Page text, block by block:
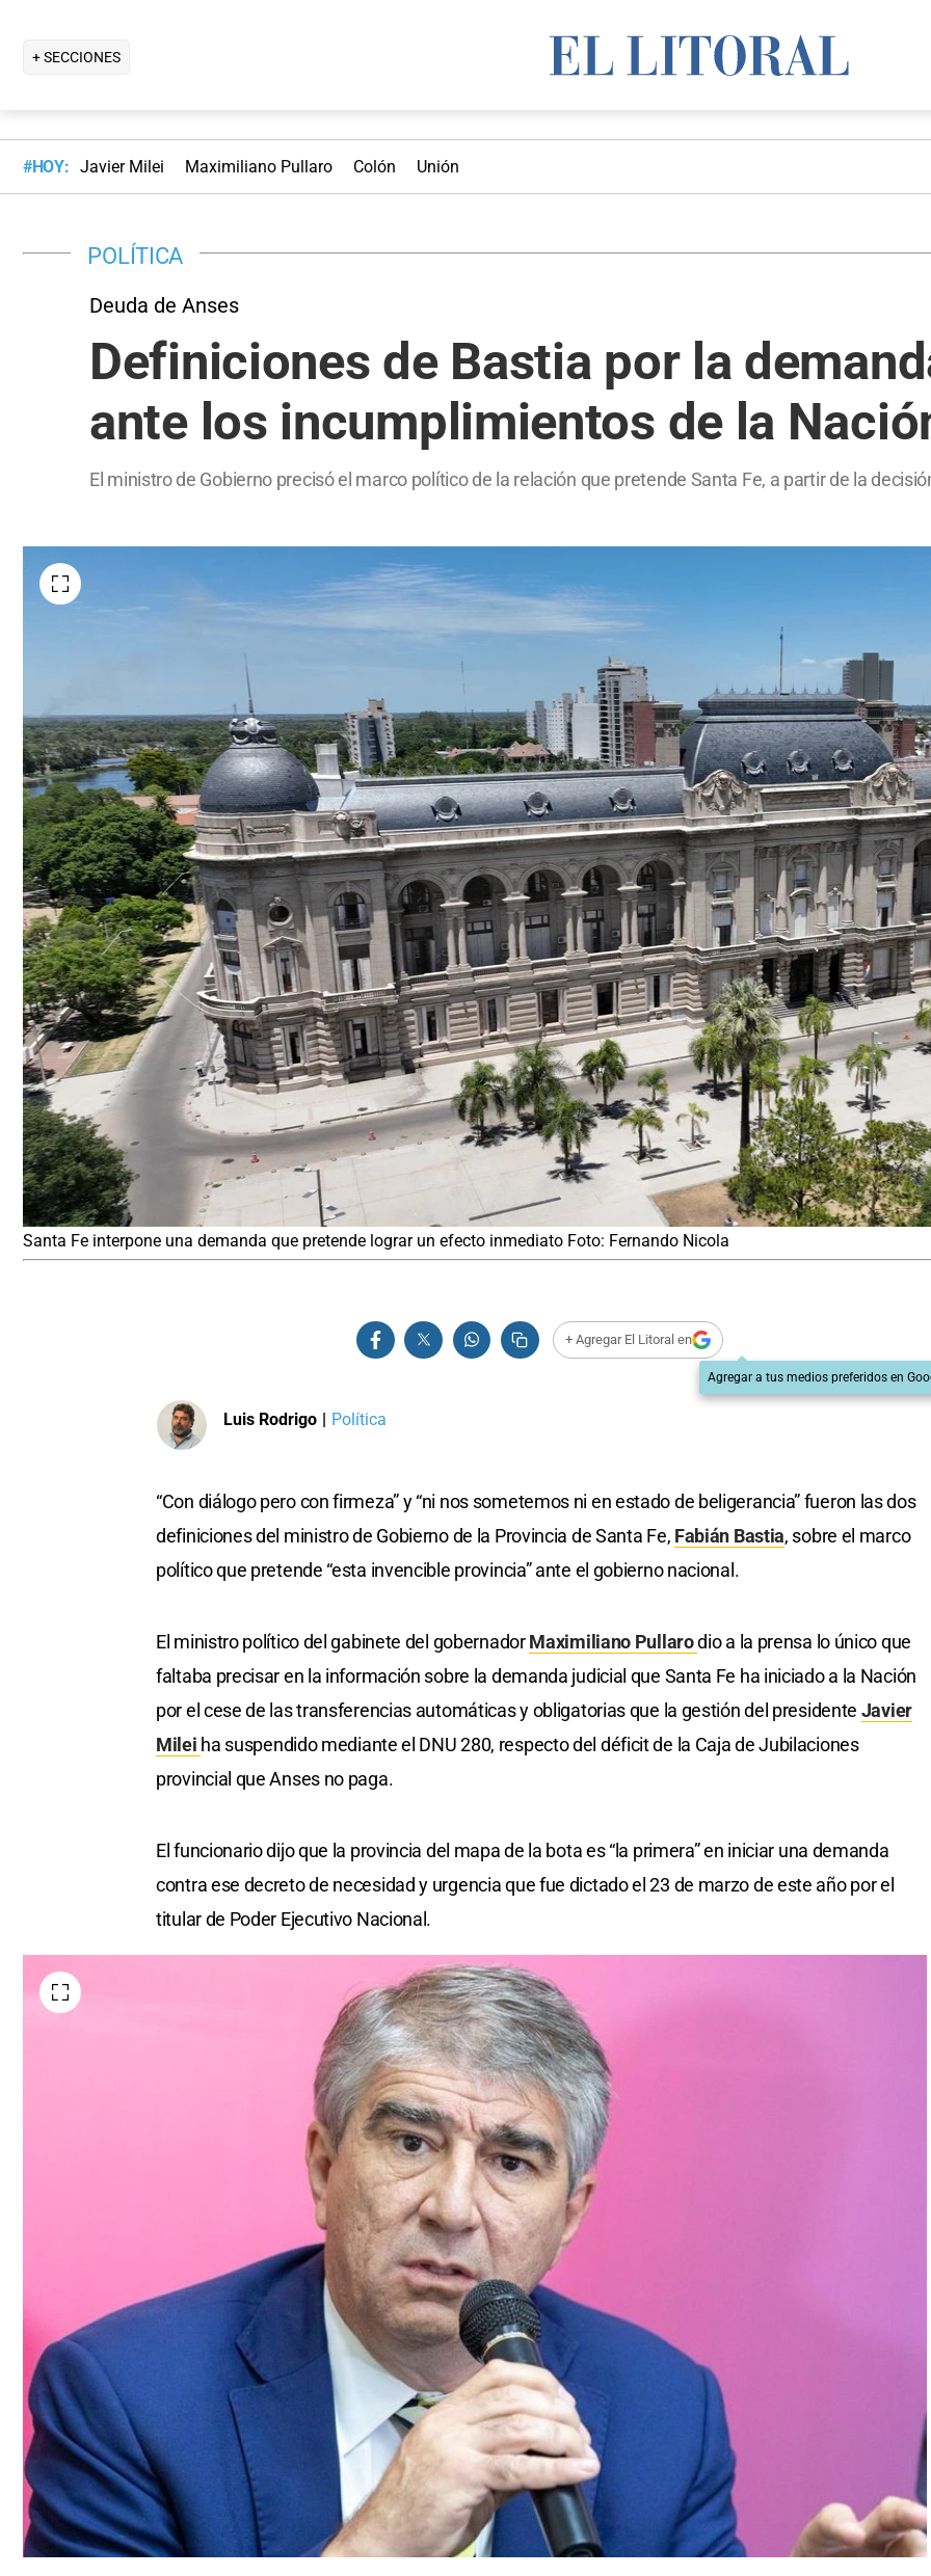
+ SECCIONES
#HOY: Javier Milei Maximiliano Pullaro Colón Unión
POLÍTICA
Deuda de Anses
Definiciones de Bastia por la
ante los incumplimientos de la
El ministro de Gobierno precisó el marco político de la relación que pretende Santa Fe, a partir de la
Santa Fe interpone una demanda que pretende lograr un efecto inmediato Foto: Fernando Nicola
+ Agregar El Litoral en
Agregar a tus medios preferidos en
Luis Rodrigo | Política
“Con diálogo pero con firmeza” y “ni nos sometemos ni en estado de beligerancia” fueron las dos
definiciones del ministro de Gobierno de la Provincia de Santa Fe, Fabián Bastia, sobre el marco
político que pretende “esta invencible provincia” ante el gobierno nacional.
El ministro político del gabinete del gobernadorMaximiliano Pullarodio a la prensa lo único que
faltaba precisar en la información sobre la demanda judicial que Santa Fe ha iniciado a la Nación
por el cese de las transferencias automáticas y obligatorias que la gestión del presidente Javier
Milei ha suspendido mediante el DNU 280, respecto del déficit de la Caja de Jubilaciones
provincial que Anses no paga.
El funcionario dijo que la provincia del mapa de la bota es “la primera” en iniciar una demanda
contra ese decreto de necesidad y urgencia que fue dictado el 23 de marzo de este año por el
titular de Poder Ejecutivo Nacional.